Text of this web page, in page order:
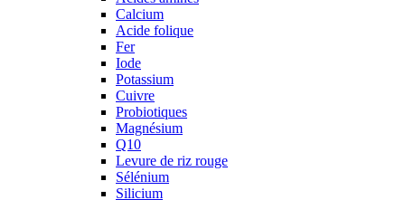
Calcium
Acide folique
Fer
Iode
Potassium
Cuivre
Probiotiques
Magnésium
Q10
Levure de riz rouge
Sélénium
Silicium